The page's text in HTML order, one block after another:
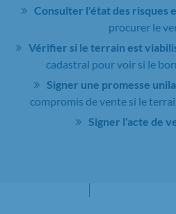
Consulter l'état des risques
procurer le
Vérifier si le terrain est
cadastral pour voir si le
Signer une promesse
compromis de vente si le
Signer l'acte de